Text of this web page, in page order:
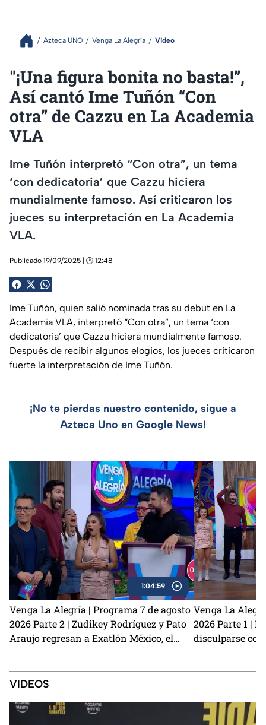
Azteca UNO Venga La Alegría Video
"¡Una figura bonita no basta!”,
Así cantó Ime Tuñón “Con
otra” de Cazzu en La Academia
VLA
Ime Tuñón interpretó “Con otra”, un tema
‘con dedicatoria’ que Cazzu hiciera
mundialmente famoso. Así criticaron los
jueces su interpretación en La Academia
VLA.
Publicado 19/09/2025 | 🕑 12:48
Ime Tuñón, quien salió nominada tras su debut en La
Academia VLA, interpretó “Con otra”, un tema ‘con
dedicatoria’ que Cazzu hiciera mundialmente famoso.
Después de recibir algunos elogios, los jueces criticaron
fuerte la interpretación de Ime Tuñón.
¡No te pierdas nuestro contenido, sigue a
Azteca Uno en Google News!
1:04:59
Venga La Alegría | Programa 7 de agosto
2026 Parte 2 | Zudikey Rodríguez y Pato
Araujo regresan a Exatlón México, el
Venga La
2026 Parte 1 |
disculparse
VIDEOS